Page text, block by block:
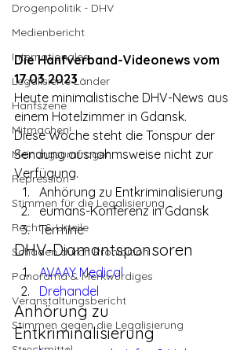
Drogenpolitik - DHV
Medienbericht
Internationales
Legalisierte Länder
Hanfszene
Mitmachen!
Meinungsumfragen
Repression
Stimmen für die Legalisierung
Recht & Urteile
Schäden durch Prohibition
Panorama & Merkwürdiges
Veranstaltungsbericht
Stimmen gegen die Legalisierung
Die Hanfverband-Videonews vom
17.03.2023
Heute minimalistische DHV-News aus
einem Hotelzimmer in Gdansk.
Diese Woche steht die Tonspur der
Sendung ausnahmsweise nicht zur
Verfügung.
Anhörung zu Entkriminalisierung
eumans-Konferenz in Gdansk
Termine
DHV-Diamantsponsoren
AVAAY Medical
Drehandel
Anhörung zu
Entkriminalisierung